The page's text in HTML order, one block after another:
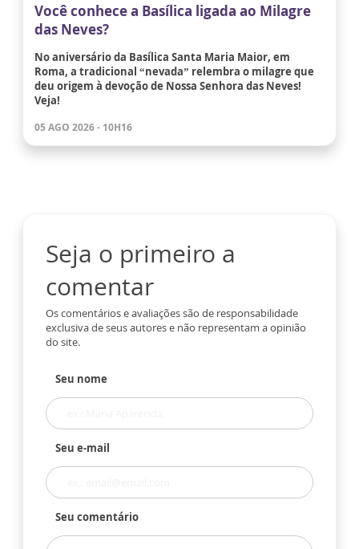
Você conhece a Basílica ligada ao Milagre
das Neves?
No aniversário da Basílica Santa Maria Maior, em
Roma, a tradicional “nevada” relembra o milagre que
deu origem à devoção de Nossa Senhora das Neves!
Veja!
05 AGO 2026 - 10H16
Seja o primeiro a
comentar
Os comentários e avaliações são de responsabilidade
exclusiva de seus autores e não representam a opinião
do site.
Seu nome
Seu e-mail
Seu comentário